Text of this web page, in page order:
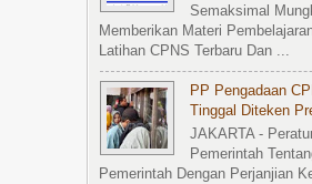
Semaksimal
Memberikan Materi
Latihan CPNS Terbaru Dan ...
PP Pengadaan
Tinggal Diteken
JAKARTA -
Pemerintah
Pemerintah Dengan Perjanjian